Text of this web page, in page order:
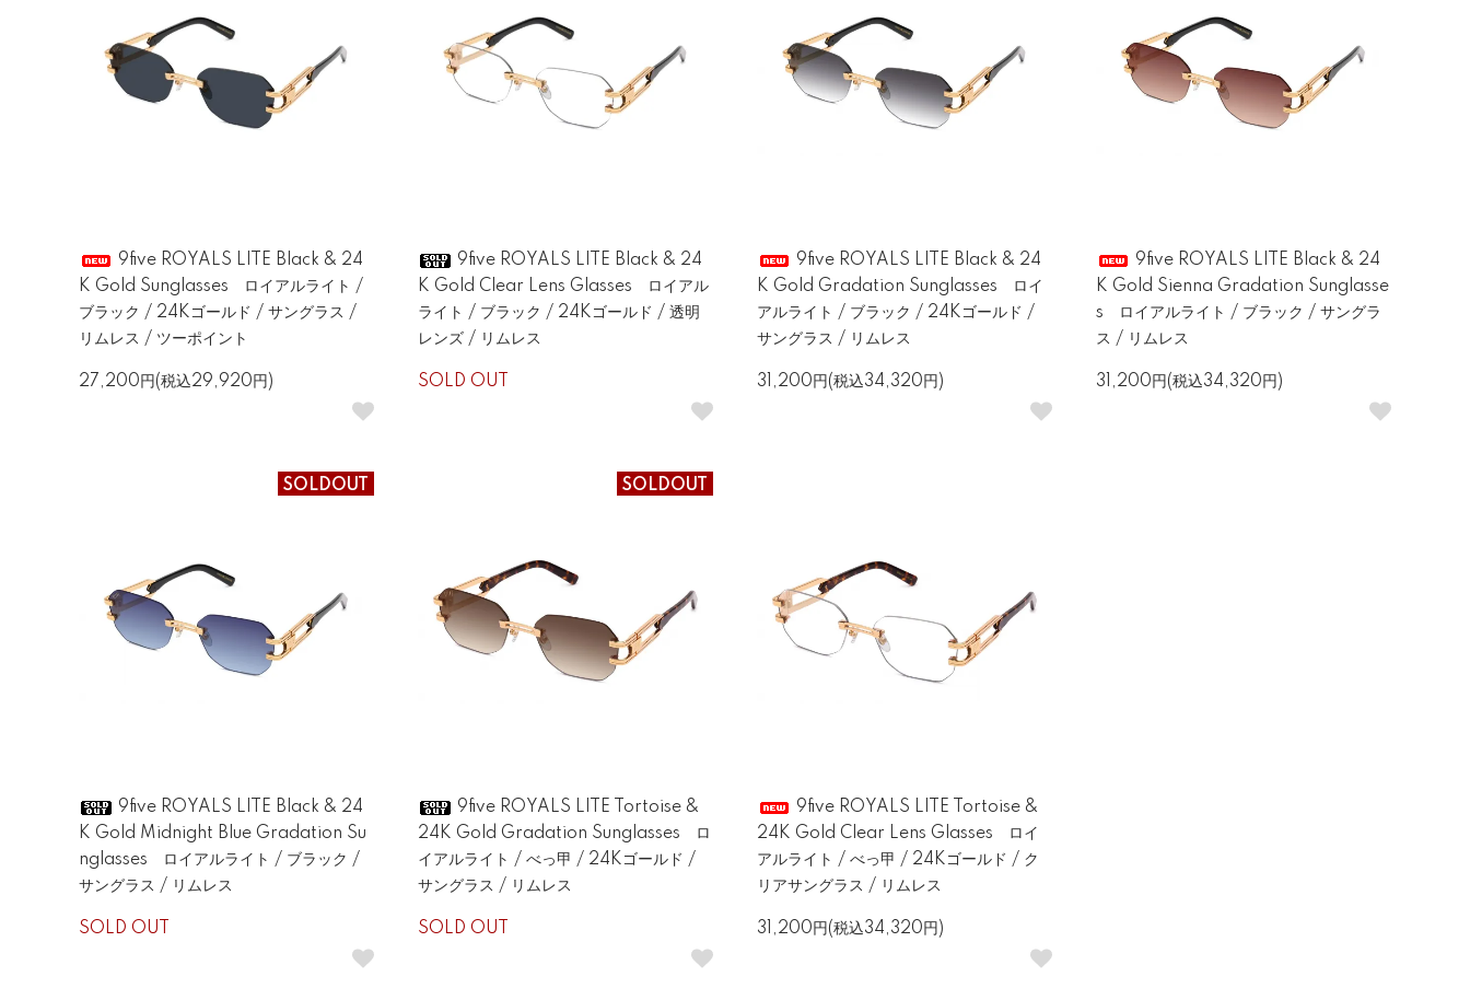
9five ROYALS LITE Black & 24
K Gold Sunglasses ロイアルライト /
ブラック / 24Kゴールド / サングラス /
リムレス / ツーポイント
27,200円(税込29,920円)
9five ROYALS LITE Black & 24
K Gold Clear Lens Glasses ロイアル
ライト / ブラック / 24Kゴールド / 透明
レンズ / リムレス
SOLD OUT
9five ROYALS LITE Black & 24
K Gold Gradation Sunglasses ロイ
アルライト / ブラック / 24Kゴールド /
サングラス / リムレス
31,200円(税込34,320円)
9five ROYALS LITE Black & 24
K Gold Sienna Gradation Sunglasse
s ロイアルライト / ブラック / サングラ
ス / リムレス
31,200円(税込34,320円)
SOLDOUT
9five ROYALS LITE Black & 24
K Gold Midnight Blue Gradation Su
nglasses ロイアルライト / ブラック /
サングラス / リムレス
SOLD OUT
SOLDOUT
9five ROYALS LITE Tortoise &
24K Gold Gradation Sunglasses ロ
イアルライト / べっ甲 / 24Kゴールド /
サングラス / リムレス
SOLD OUT
9five ROYALS LITE Tortoise &
24K Gold Clear Lens Glasses ロイ
アルライト / べっ甲 / 24Kゴールド / ク
リアサングラス / リムレス
31,200円(税込34,320円)